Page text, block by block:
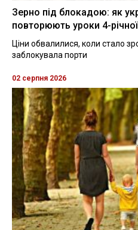
Зерно під блокадою: як
повторюють уроки 4-
Ціни обвалилися, коли стало
заблокувала порти
02 серпня 2026